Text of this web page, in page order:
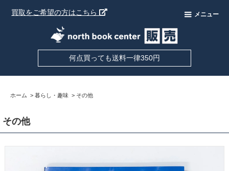
買取をご希望の方はこちら メニュー
何点買っても送料一律350円
ホーム > 暮らし・趣味 > その他
その他